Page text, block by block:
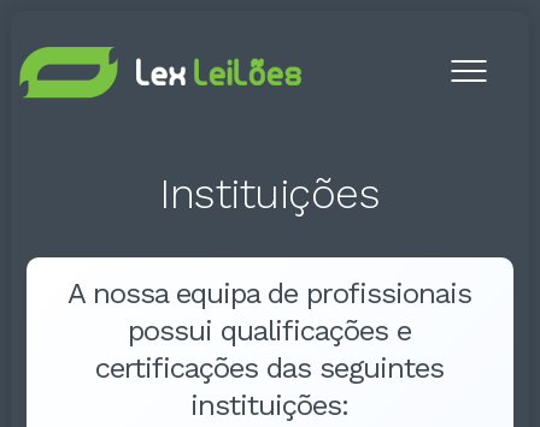
Instituições
A nossa equipa de profissionais
possui qualificações e
certificações das seguintes
instituições: